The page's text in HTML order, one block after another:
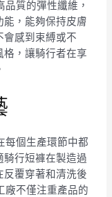
質的彈性纖維，
，能夠保持皮膚
會感到束縛或不
，讓騎行者在享
每個生產環節中都
行短褲在製造過
覆穿著和清洗後
廠不僅注重產品的